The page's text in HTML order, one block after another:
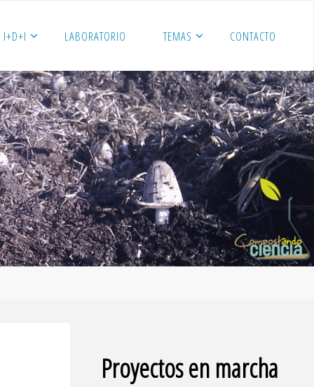
I+D+I LABORATORIO TEMAS CONTACTO
Proyectos en marcha